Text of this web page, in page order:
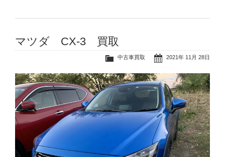
マツダ CX-3 買取
2021年 11月 28日
中古車買取